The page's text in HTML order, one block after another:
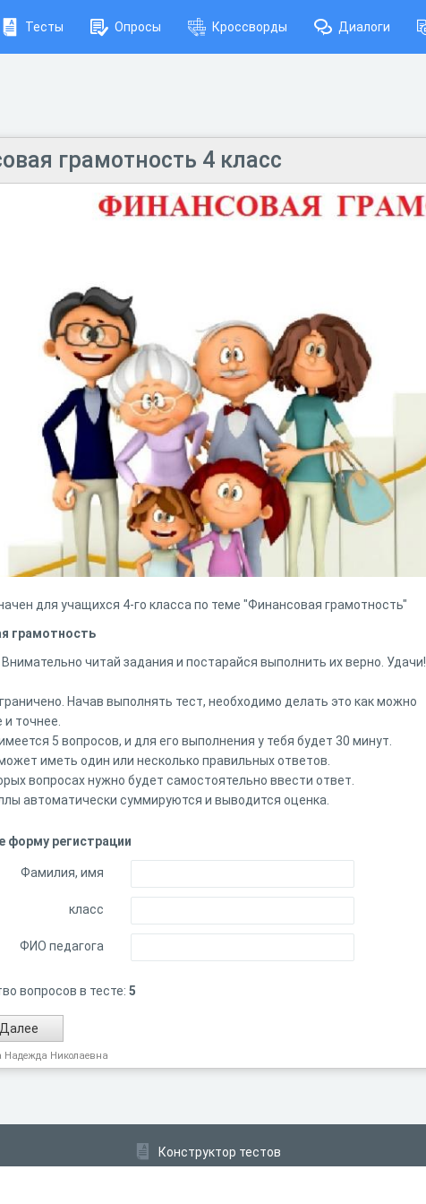
Тесты Опросы Кроссворды Диалоги
грамотность 4 класс
для учащихся 4-го класса по теме "Финансовая грамотность"
грамотность
читай задания и постарайся выполнить их верно. Удачи!
Начав выполнять тест, необходимо делать это как можно
точнее.
5 вопросов, и для его выполнения у тебя будет 30 минут.
иметь один или несколько правильных ответов.
вопросах нужно будет самостоятельно ввести ответ.
автоматически суммируются и выводится оценка.
форму регистрации
Фамилия, имя
класс
ФИО педагога
вопросов в тесте: 5
Надежда Николаевна
Конструктор тестов